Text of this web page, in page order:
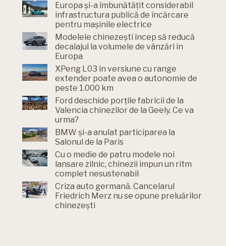
Europa și-a îmbunătățit considerabil
infrastructura publică de încărcare
pentru mașinile electrice
Modelele chinezești încep să reducă
decalajul la volumele de vânzări în
Europa
XPeng L03 în versiune cu range
extender poate avea o autonomie de
peste 1.000 km
Ford deschide porțile fabricii de la
Valencia chinezilor de la Geely. Ce va
urma?
BMW și-a anulat participarea la
Salonul de la Paris
Cu o medie de patru modele noi
lansare zilnic, chinezii impun un ritm
complet nesustenabil
Criza auto germană. Cancelarul
Friedrich Merz nu se opune preluărilor
chinezești